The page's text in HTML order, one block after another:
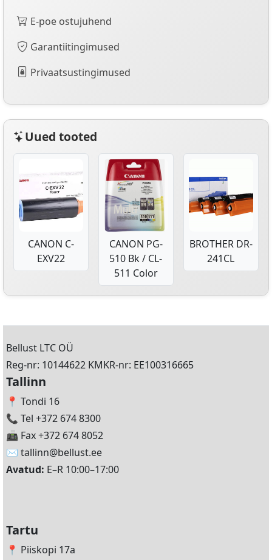
E-poe ostujuhend
Garantiitingimused
Privaatsustingimused
Uued tooted
CANON C-
EXV22
CANON PG-
510 Bk / CL-
511 Color
BROTHER DR-
241CL
Bellust LTC OÜ
Reg-nr: 10144622 KMKR-nr: EE100316665
Tallinn
📍 Tondi 16
📞 Tel +372 674 8300
📠 Fax +372 674 8052
✉️ tallinn@bellust.ee
Avatud: E–R 10:00–17:00
Tartu
📍 Piiskopi 17a